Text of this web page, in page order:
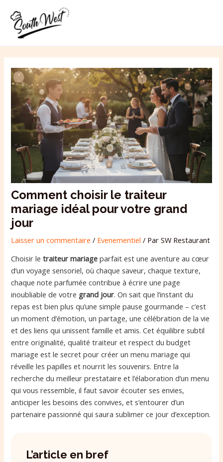
contenu
Comment choisir le traiteur
mariage idéal pour votre grand
jour
Laisser un commentaire / Evenementiel / ParSW Restaurant
Choisir letraiteur mariage parfait est une aventure au cœur
d’un voyage sensoriel, où chaque saveur, chaque texture,
chaque note parfumée contribue à écrire une page
inoubliable de votre grand jour. On sait que l’instant du
repas est bien plus qu’une simple pause gourmande – c’est
un moment d’émotion, un partage, une célébration de la vie
et des liens qui unissent famille et amis. Cet équilibre subtil
entre originalité, qualité traiteur et respect du budget
mariage est le secret pour créer un menu mariage qui
réveille les papilles et nourrit les souvenirs. Entre la
recherche du meilleur prestataire et l’élaboration d’un menu
qui vous ressemble, il faut savoir écouter ses envies,
anticiper les besoins des convives, et s’entourer d’un
partenaire passionné qui saura sublimer ce jour d’exception.
L’article en bref